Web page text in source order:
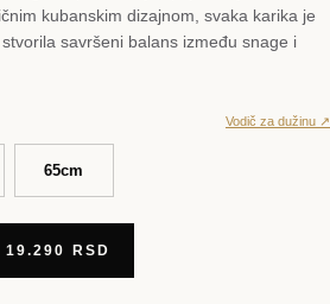
kubanskim dizajnom, svaka karika je
savršeni balans između snage i
Vodič za dužinu ↗
65cm
RSD